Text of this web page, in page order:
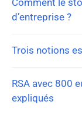
d’entreprise ?
Trois notions
RSA avec 800
expliqués